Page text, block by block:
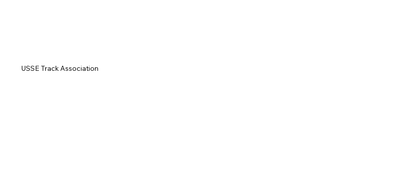
USSE Track Association